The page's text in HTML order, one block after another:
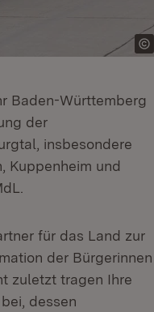
Baden-Württemberg
der
insbesondere
Kuppenheim und
für das Land zur
der Bürgerinnen
zuletzt tragen Ihre
dessen